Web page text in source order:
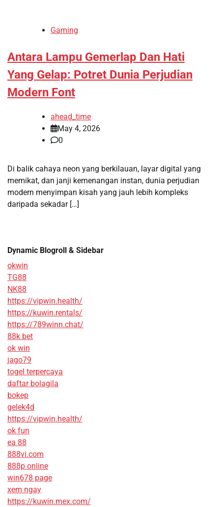
Gaming
Antara Lampu Gemerlap Dan Hati
Yang Gelap: Potret Dunia Perjudian
Modern Font
ahead_time
May 4, 2026
0
Di balik cahaya neon yang berkilauan, layar digital yang
memikat, dan janji kemenangan instan, dunia perjudian
modern menyimpan kisah yang jauh lebih kompleks
daripada sekadar […]
Dynamic Blogroll & Sidebar
okwin
TG88
NK88
https://vipwin.health/
https://kuwin.rentals/
https://789winn.chat/
88k bet
ok win
jago79
togel terpercaya
daftar bolagila
bokep
gelek4d
https://vipwin.health/
ok fun
ea 88
888vi.com
888p online
win678 page
xem ngay
https://kuwin.mex.com/